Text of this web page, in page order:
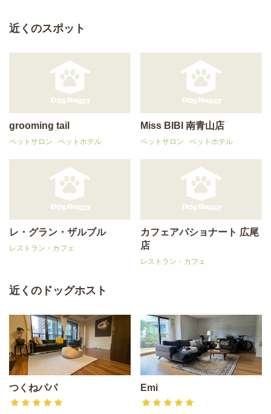
近くのスポット
grooming tail
ペットサロン ペットホテル
Miss BIBI 南青山店
ペットサロン ペットホテル
レ・グラン・ザルブル
レストラン・カフェ
カフェアパショナート 広尾
店
レストラン・カフェ
近くのドッグホスト
つくねパパ Emi